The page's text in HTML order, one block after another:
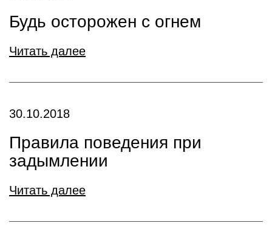
Будь осторожен с огнем
Читать далее
30.10.2018
Правила поведения при
задымлении
Читать далее